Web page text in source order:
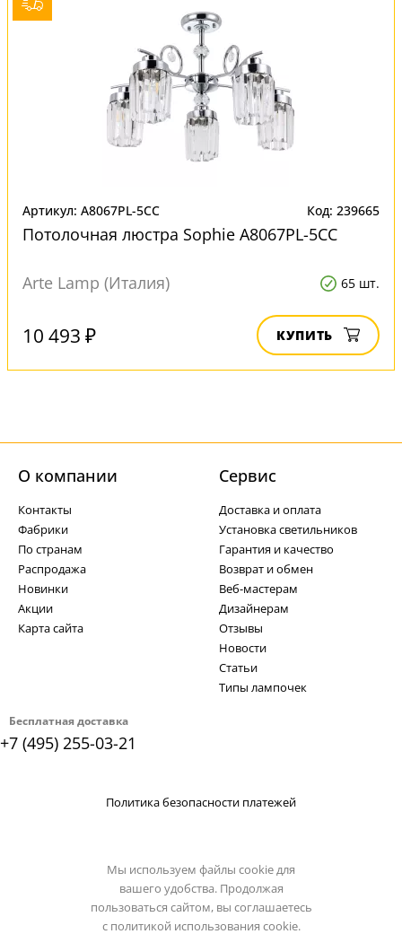
Артикул: A8067PL-5CC Код: 239665
Потолочная люстра Sophie A8067PL-5CC
Arte Lamp (Италия) 65 шт.
10 493 ₽ КУПИТЬ
Бесплатная доставка
+7 (495) 255-03-21
О компании
Контакты
Фабрики
По странам
Распродажа
Новинки
Акции
Карта сайта
Cервис
Доставка и оплата
Установка светильников
Гарантия и качество
Возврат и обмен
Веб-мастерам
Дизайнерам
Отзывы
Новости
Статьи
Типы лампочек
Политика безопасности платежей
Мы используем файлы cookie для
вашего удобства. Продолжая
пользоваться сайтом, вы соглашаетесь
с политикой использования cookie.